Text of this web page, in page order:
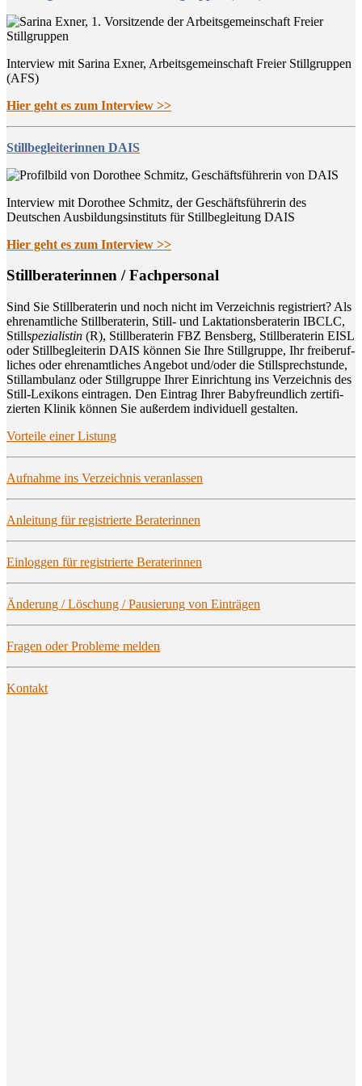
Interview mit Sarina Exner, Arbeitsgemeinschaft Freier Stillgruppen
(AFS)
Hier geht es zum Interview >>
Stillbegleiterinnen DAIS
Interview mit Dorothee Schmitz, der Geschäftsführerin des
Deutschen Ausbildungsinstituts für Stillbegleitung DAIS
Hier geht es zum Interview >>
Still­be­ra­te­rin­nen / Fachpersonal
Sind Sie Still­be­ra­te­rin und noch nicht im Ver­zeich­nis regis­triert? Als
ehren­amt­li­che Still­be­ra­te­rin, Still- und Lak­ta­ti­ons­be­ra­te­rin IBCLC,
Stillspe­zia­lis­tin (R), Still­be­ra­te­rin FBZ Bens­berg, Still­be­ra­te­rin EISL
oder Still­be­glei­te­rin DAIS kön­nen Sie Ihre Still­grup­pe, Ihr frei­be­ruf­
li­ches oder ehren­amt­li­ches Ange­bot und/oder die Still­sprech­stun­de,
Still­am­bu­lanz oder Still­grup­pe Ihrer Ein­rich­tung ins Ver­zeich­nis des
Still-Lexi­kons ein­tra­gen. Den Ein­trag Ihrer Baby­freund­lich zer­ti­fi­
zier­ten Kli­nik kön­nen Sie außer­dem indi­vi­du­ell gestalten.
Vor­tei­le einer Listung
Auf­nah­me ins Ver­zeich­nis veranlassen
Anlei­tung für regis­trier­te Beraterinnen
Ein­log­gen für regis­trier­te Beraterinnen
Ände­rung / Löschung / Pau­sie­rung von Einträgen
Fra­gen oder Pro­ble­me melden
Kon­takt